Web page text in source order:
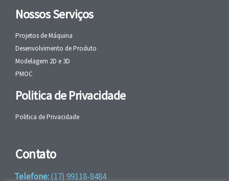
Nossos Serviços
Projetos de Máquina
Desenvolvimento de Produto
Modelagem 2D e 3D
PMOC
Politica de Privacidade
Politica de Privacidade
Contato
Telefone:(17) 99118-8484